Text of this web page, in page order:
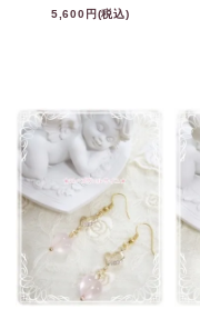
5,600円(税込)